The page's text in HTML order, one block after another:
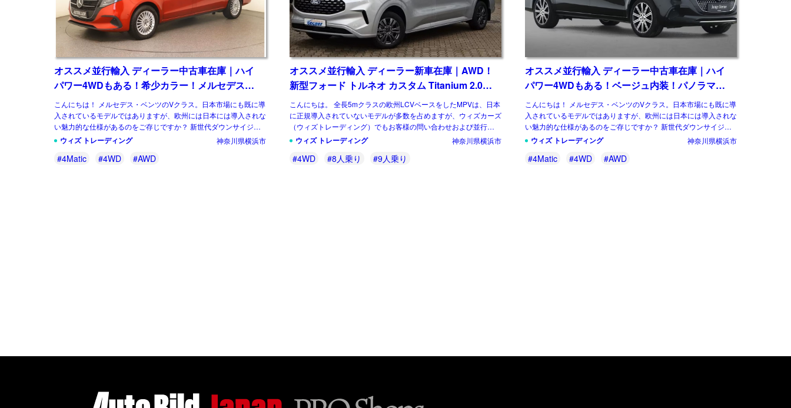
オススメ並行輸入 ディーラー中古車在庫｜ハイ
パワー4WDもある！希少カラー！メルセデスベ
ンツ Vクラス V300d Style ロング 4Matic 9G-
Tronic 左ハンドル
こんにちは！ メルセデス・ベンツのVクラス。日本市場にも既に導
入されているモデルではありますが、欧州には日本には導入されな
い魅力的な仕様があるのをご存じですか？ 新世代ダウンサイジン
グユニットに統一、クラス最強となるパワ […]
ウィズ トレーディング 神奈川県横浜市
#4Matic #4WD #AWD
オススメ並行輸入 ディーラー新車在庫｜AWD！
新型フォード トルネオ カスタム Titanium 2.0
8AT ロング ８人乗り 左ハンドル
こんにちは。 全長5mクラスの欧州LCVベースをしたMPVは、日本
に正規導入されていないモデルが多数を占めますが、ウィズカーズ
（ウィズトレーディング）でもお客様の問い合わせおよび並行輸入
ウィズ トレーディング 神奈川県横浜市
#4WD #8人乗り #9人乗り
オススメ並行輸入 ディーラー中古車在庫｜ハイ
パワー4WDもある！ベージュ内装！パノラマル
ーフ！メルセデスベンツ Vクラス V300d アバン
ギャルド ロング 4Matic 9G-Tronic 左ハンドル
こんにちは！ メルセデス・ベンツのVクラス。日本市場にも既に導
入されているモデルではありますが、欧州には日本には導入されな
い魅力的な仕様があるのをご存じですか？ 新世代ダウンサイジン
グユニットに統一、クラス最強となるパワ […]
ウィズ トレーディング 神奈川県横浜市
#4Matic #4WD #AWD